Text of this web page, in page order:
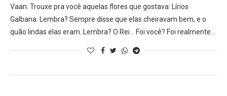
Vaan: Trouxe pra você aquelas flores que gostava: Lírios
Galbana. Lembra? Sempre disse que elas cheiravam bem, e o
quão lindas elas eram. Lembra? O Rei… Foi você? Foi realmente…